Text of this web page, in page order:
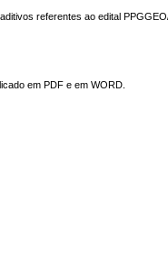
referentes ao edital
em PDF e em WORD.